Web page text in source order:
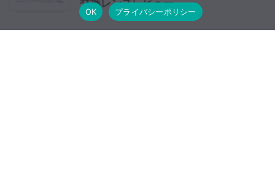
交換レンズレビュー
OK
プライバシーポリシー